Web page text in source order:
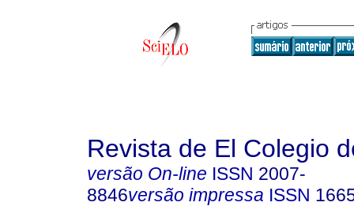
Revista de El Colegio
versão On-line ISSN 2007-
8846versão impressa ISSN